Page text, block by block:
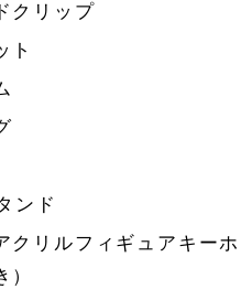
クリップ
ト
ンド
クリルフィギュアキーホ